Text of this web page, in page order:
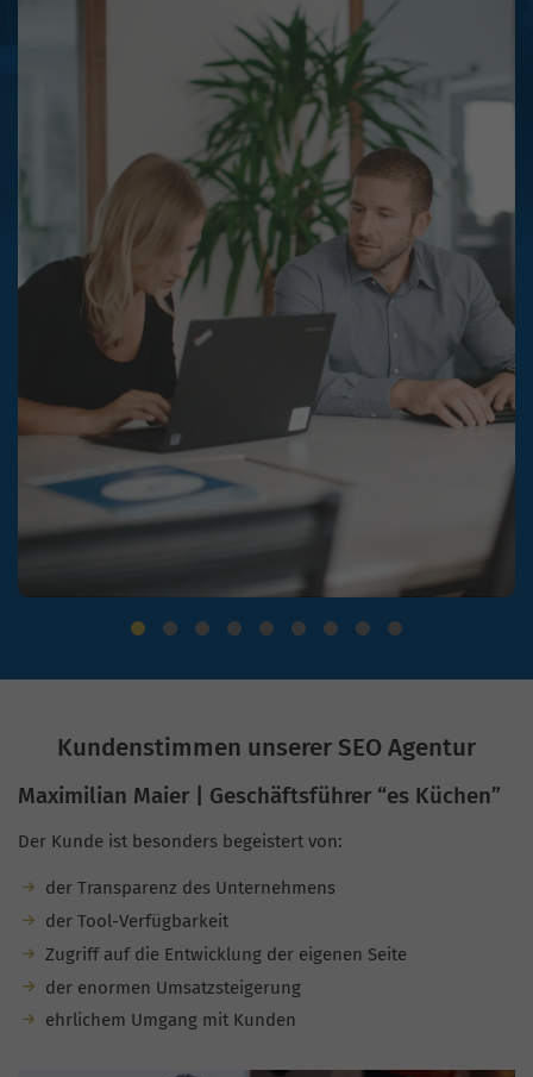
Kundenstimmen unserer SEO Agentur
Maximilian Maier | Geschäftsführer “es Küchen”
Der Kunde ist besonders begeistert von:
der Transparenz des Unternehmens
der Tool-Verfügbarkeit
Zugriff auf die Entwicklung der eigenen Seite
der enormen Umsatzsteigerung
ehrlichem Umgang mit Kunden